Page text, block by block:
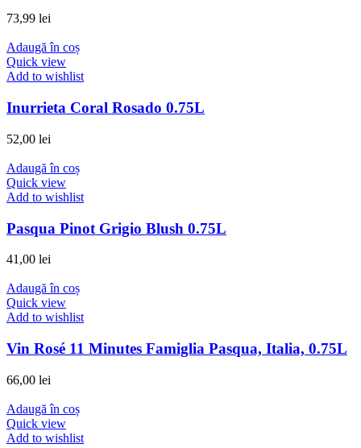
73,99 lei
Adaugă în coș
Quick view
Add to wishlist
Inurrieta Coral Rosado 0.75L
52,00 lei
Adaugă în coș
Quick view
Add to wishlist
Pasqua Pinot Grigio Blush 0.75L
41,00 lei
Adaugă în coș
Quick view
Add to wishlist
Vin Rosé 11 Minutes Famiglia Pasqua, Italia, 0.75L
66,00 lei
Adaugă în coș
Quick view
Add to wishlist